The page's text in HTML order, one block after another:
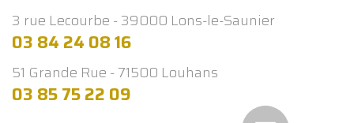
3 rue Lecourbe - 39000 Lons-le-Saunier
03 84 24 08 16
51 Grande Rue - 71500 Louhans
03 85 75 22 09